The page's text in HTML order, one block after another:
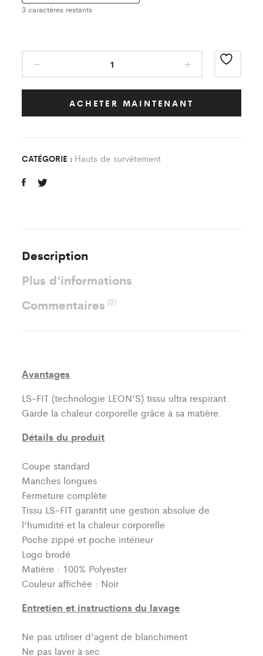
3 caractères restants
Survêtement
Classic
Noir
quantity
ACHETER MAINTENANT
CATÉGORIE : Hauts de survêtement
Description
Plus d'informations
Commentaires(0)
Avantages
LS-FIT (technologie LEON’S)tissu ultra respirant.
Garde la chaleur corporelle grâce à sa matière.
Détails du produit
Coupe standard
Manches longues
Fermeture complète
Tissu LS-FIT garantit une gestion absolue de
l’humidité et la chaleur corporelle
Poche zippé et poche intérieur
Logo brodé
Matière : 100% Polyester
Couleur affichée : Noir
Entretien et instructions du lavage
Ne pas utiliser d’agent de blanchiment
Ne pas laver à sec